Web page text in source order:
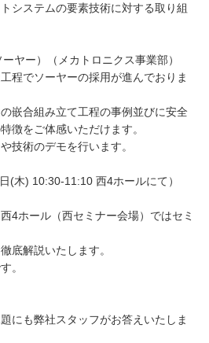
システムの要素技術に対する取り組
ヤー）（メカトロニクス事業部）
程でソーヤーの採用が進んでおりま
嵌合組み立て工程の事例並びに安全
徴をご体感いただけます。
技術のデモを行います。
(木) 10:30-11:10 西4ホールにて）
4ホール（西セミナー会場）ではセミ
底解説いたします。
。
にも弊社スタッフがお答えいたしま